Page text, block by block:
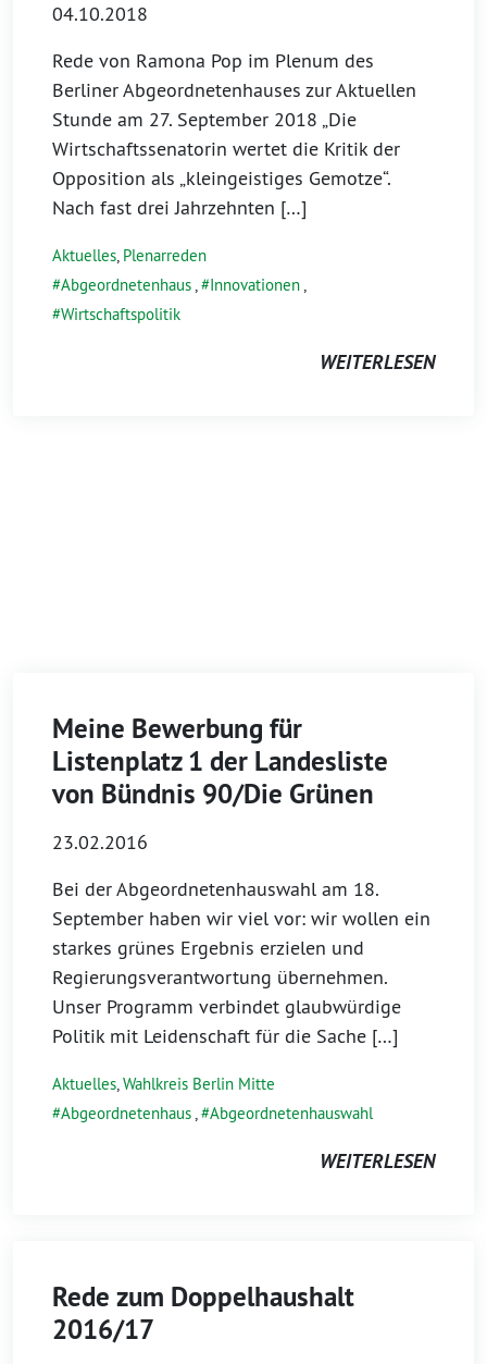
04.10.2018
Rede von Ramona Pop im Plenum des
Berliner Abgeordnetenhauses zur Aktuellen
Stunde am 27. September 2018 „Die
Wirtschaftssenatorin wertet die Kritik der
Opposition als „kleingeistiges Gemotze“.
Nach fast drei Jahrzehnten […]
Aktuelles, Plenarreden
Abgeordnetenhaus, Innovationen,
Wirtschaftspolitik
WEITERLESEN
Meine Bewerbung für
Listenplatz 1 der Landesliste
von Bündnis 90/Die Grünen
23.02.2016
Bei der Abgeordnetenhauswahl am 18.
September haben wir viel vor: wir wollen ein
starkes grünes Ergebnis erzielen und
Regierungsverantwortung übernehmen.
Unser Programm verbindet glaubwürdige
Politik mit Leidenschaft für die Sache […]
Aktuelles,Wahlkreis Berlin Mitte
Abgeordnetenhaus, Abgeordnetenhauswahl
WEITERLESEN
Rede zum Doppelhaushalt
2016/17